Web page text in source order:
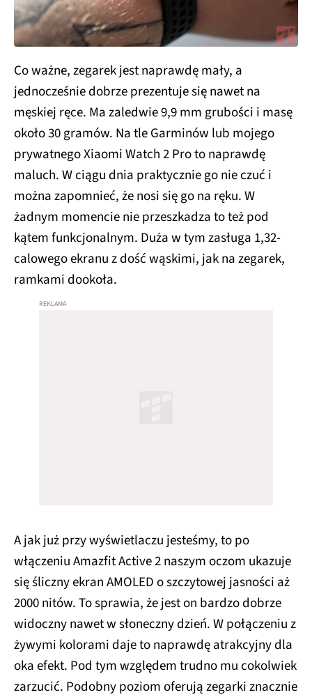
Co ważne, zegarek jest naprawdę mały, a
jednocześnie dobrze prezentuje się nawet na
męskiej ręce. Ma zaledwie 9,9 mm grubości i masę
około 30 gramów. Na tle Garminów lub mojego
prywatnego Xiaomi Watch 2 Pro to naprawdę
maluch. W ciągu dnia praktycznie go nie czuć i
można zapomnieć, że nosi się go na ręku. W
żadnym momencie nie przeszkadza to też pod
kątem funkcjonalnym. Duża w tym zasługa 1,32-
calowego ekranu z dość wąskimi, jak na zegarek,
ramkami dookoła.
A jak już przy wyświetlaczu jesteśmy, to po
włączeniu Amazfit Active 2 naszym oczom ukazuje
się śliczny ekran AMOLED o szczytowej jasności aż
2000 nitów. To sprawia, że jest on bardzo dobrze
widoczny nawet w słoneczny dzień. W połączeniu z
żywymi kolorami daje to naprawdę atrakcyjny dla
oka efekt. Pod tym względem trudno mu cokolwiek
zarzucić. Podobny poziom oferują zegarki znacznie